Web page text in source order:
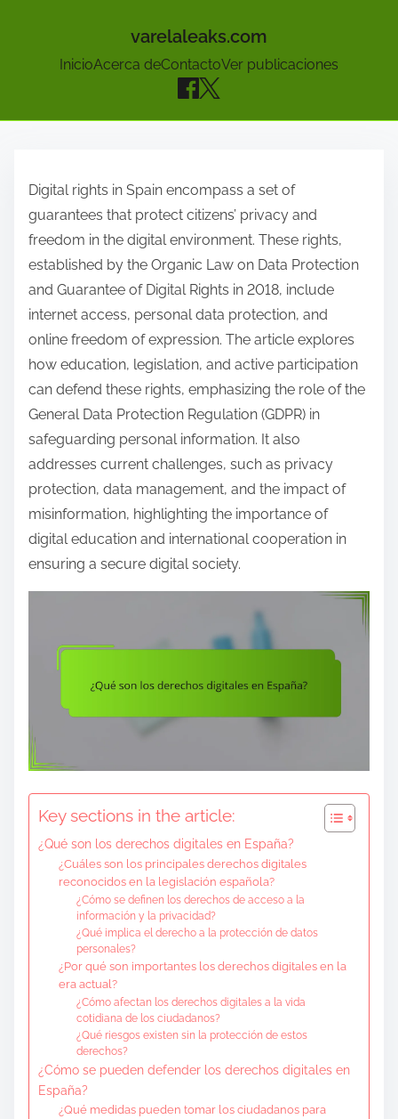
varelaleaks.com
InicioAcerca deContactoVer publicaciones
Digital rights in Spain encompass a set of
guarantees that protect citizens’ privacy and
freedom in the digital environment. These rights,
established by the Organic Law on Data Protection
and Guarantee of Digital Rights in 2018, include
internet access, personal data protection, and
online freedom of expression. The article explores
how education, legislation, and active participation
can defend these rights, emphasizing the role of the
General Data Protection Regulation (GDPR) in
safeguarding personal information. It also
addresses current challenges, such as privacy
protection, data management, and the impact of
misinformation, highlighting the importance of
digital education and international cooperation in
ensuring a secure digital society.
Key sections in the article:
¿Qué son los derechos digitales en España?
¿Cuáles son los principales derechos digitales
reconocidos en la legislación española?
¿Cómo se definen los derechos de acceso a la
información y la privacidad?
¿Qué implica el derecho a la protección de datos
personales?
¿Por qué son importantes los derechos digitales en la
era actual?
¿Cómo afectan los derechos digitales a la vida
cotidiana de los ciudadanos?
¿Qué riesgos existen sin la protección de estos
derechos?
¿Cómo se pueden defender los derechos digitales en
España?
¿Qué medidas pueden tomar los ciudadanos para